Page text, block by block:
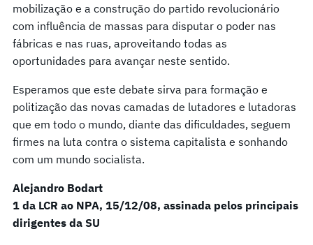
mobilização e a construção do partido revolucionário
com influência de massas para disputar o poder nas
fábricas e nas ruas, aproveitando todas as
oportunidades para avançar neste sentido.
Esperamos que este debate sirva para formação e
politização das novas camadas de lutadores e lutadoras
que em todo o mundo, diante das dificuldades, seguem
firmes na luta contra o sistema capitalista e sonhando
com um mundo socialista.
Alejandro Bodart
1 da LCR ao NPA, 15/12/08, assinada pelos principais
dirigentes da SU